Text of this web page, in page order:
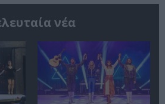
νέα